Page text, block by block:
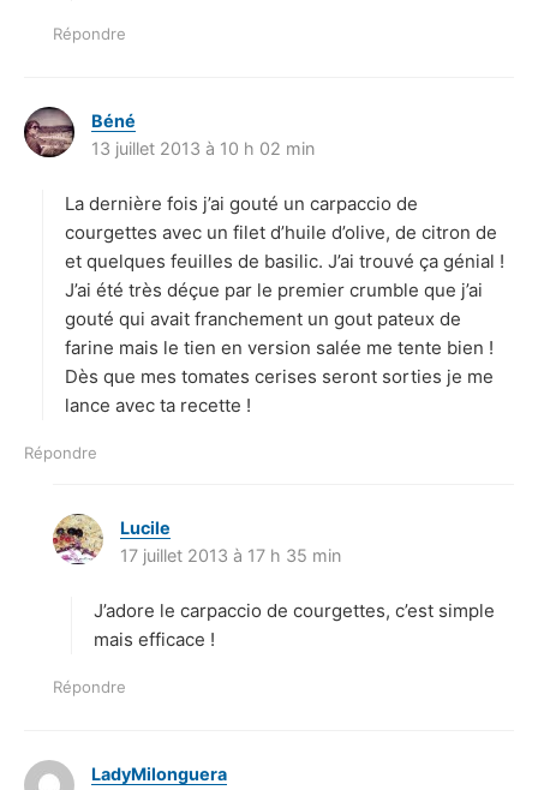
Répondre
Béné
i
:
13 juillet 2013 à 10 h 02 min
La dernière fois j’ai gouté un carpaccio de
courgettes avec un filet d’huile d’olive, de citron de
et quelques feuilles de basilic. J’ai trouvé ça génial !
J’ai été très déçue par le premier crumble que j’ai
gouté qui avait franchement un gout pateux de
farine mais le tien en version salée me tente bien !
Dès que mes tomates cerises seront sorties je me
lance avec ta recette !
Répondre
Lucile
i
:
17 juillet 2013 à 17 h 35 min
J’adore le carpaccio de courgettes, c’est simple
mais efficace !
Répondre
LadyMilonguera